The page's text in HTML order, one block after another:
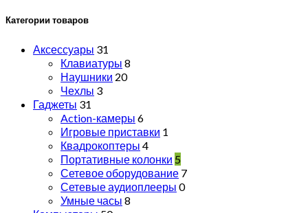
Категории товаров
Аксессуары 31
Клавиатуры 8
Наушники 20
Чехлы 3
Гаджеты 31
Action-камеры 6
Игровые приставки 1
Квадрокоптеры 4
Портативные колонки 5
Сетевое оборудование 7
Сетевые аудиоплееры 0
Умные часы 8